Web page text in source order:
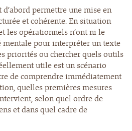
permettre une mise en
et cohérente. En situation
les opérationnels n’ont ni le
pour interpréter un texte
priorités ou chercher quels outils
utile est un scénario
de comprendre immédiatement
quelles premières mesures
selon quel ordre de
et dans quel cadre de